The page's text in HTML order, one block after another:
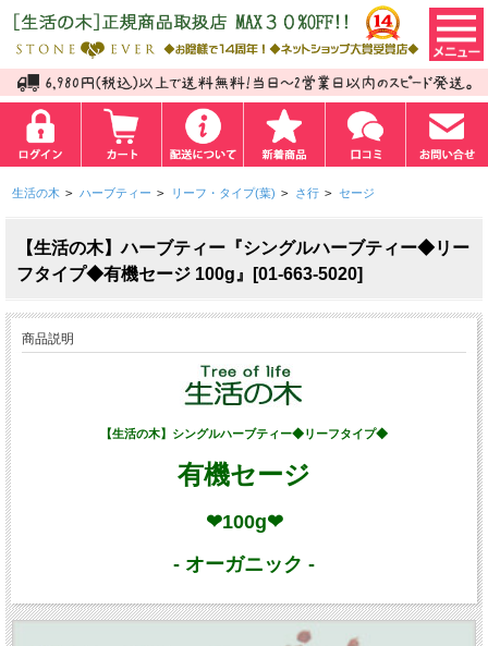
生活の木 > ハーブティー > リーフ・タイプ(葉) > さ行 > セージ
【生活の木】ハーブティー『シングルハーブティー◆リー
フタイプ◆有機セージ 100g』[01-663-5020]
商品説明
【生活の木】シングルハーブティー◆リーフタイプ◆
有機セージ
❤100g❤
- オーガニック -